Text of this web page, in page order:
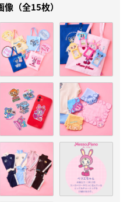
像（全15枚）